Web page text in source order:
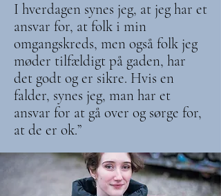
I hverdagen synes jeg, at jeg har et
ansvar for, at folk i min
omgangskreds, men også folk jeg
møder tilfældigt på gaden, har
det godt og er sikre. Hvis en
falder, synes jeg, man har et
ansvar for at gå over og sørge for,
at de er ok.”